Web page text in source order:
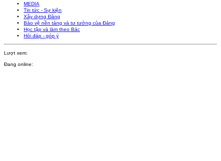
MEDIA
Tin tức - Sự kiện
Xây dựng Đảng
Bảo vệ nền tảng và tư tưởng của Đảng
Học tập và làm theo Bác
Hỏi đáp - góp ý
Lượt xem:
Đang online: